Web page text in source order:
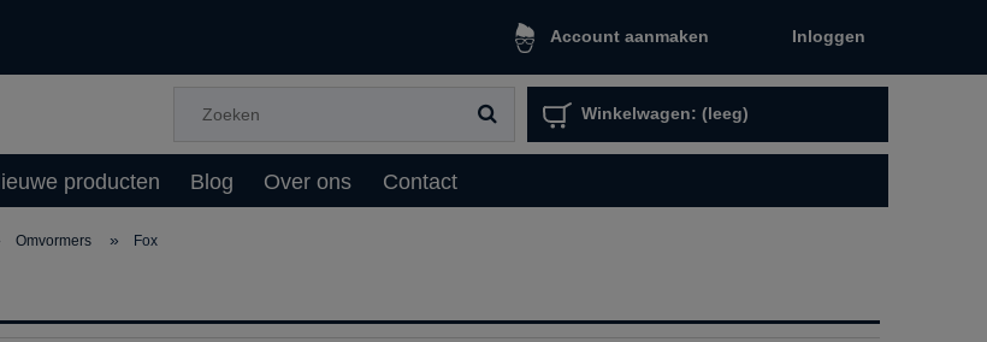
Account aanmaken Inloggen
Winkelwagen: (leeg)
producten Blog Over ons Contact
Omvormers » Fox